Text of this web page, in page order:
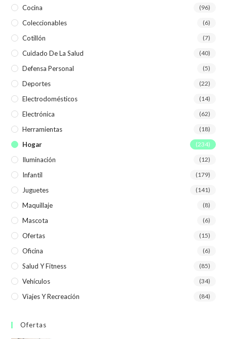
Cocina (96)
Coleccionables (6)
Cotillón (7)
Cuidado De La Salud (40)
Defensa Personal (5)
Deportes (22)
Electrodomésticos (14)
Electrónica (62)
Herramientas (18)
Hogar (234)
Iluminación (12)
Infantil (179)
Juguetes (141)
Maquillaje (8)
Mascota (6)
Ofertas (15)
Oficina (6)
Salud Y Fitness (85)
Vehículos (34)
Viajes Y Recreación (84)
Ofertas